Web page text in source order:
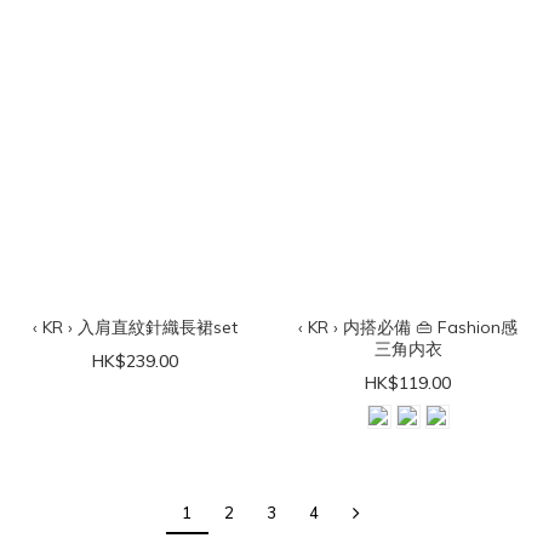
‹ KR › 入肩直紋針織長裙set
HK$239.00
‹ KR › 内搭必備 👜 Fashion感
三角内衣
HK$119.00
1 2 3 4